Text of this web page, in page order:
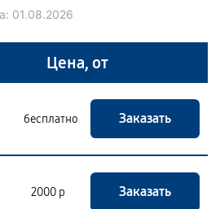
01.08.2026
Цена, от
бесплатно Заказать
2000 р Заказать